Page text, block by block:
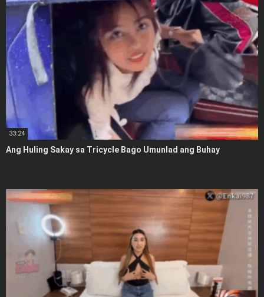
33:24
Ang Huling Sakay sa Tricycle Bago Umunlad ang Buhay